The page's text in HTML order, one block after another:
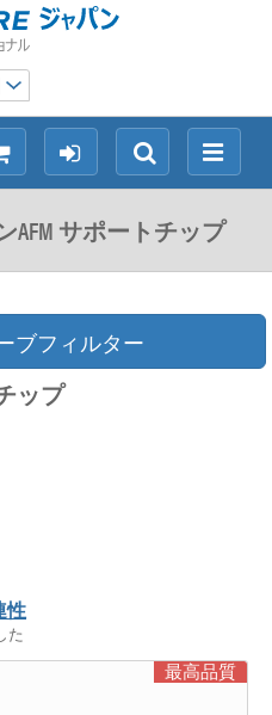
メ
ニ
ュ
ー
検
索
ロ
グ
イ
ン
AFM サポートチップ
ブフィルター
ップ
性
た
最高品質